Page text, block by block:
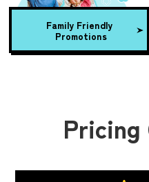
Family Friendly
Promotions
Pricing